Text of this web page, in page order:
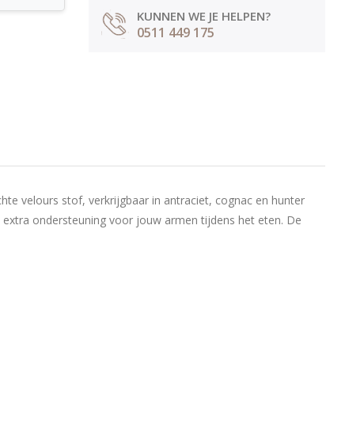
KUNNEN WE JE HELPEN?
0511 449 175
velours stof, verkrijgbaar in antraciet, cognac en hunter
ondersteuning voor jouw armen tijdens het eten. De